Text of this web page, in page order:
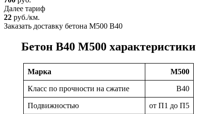
Далее тариф
22 руб./км.
Заказать доставку бетона М500 В40
Бетон В40 М500 характеристики
Марка М500
Класс по прочности на сжатие В40
Подвижностью от П1 до П5